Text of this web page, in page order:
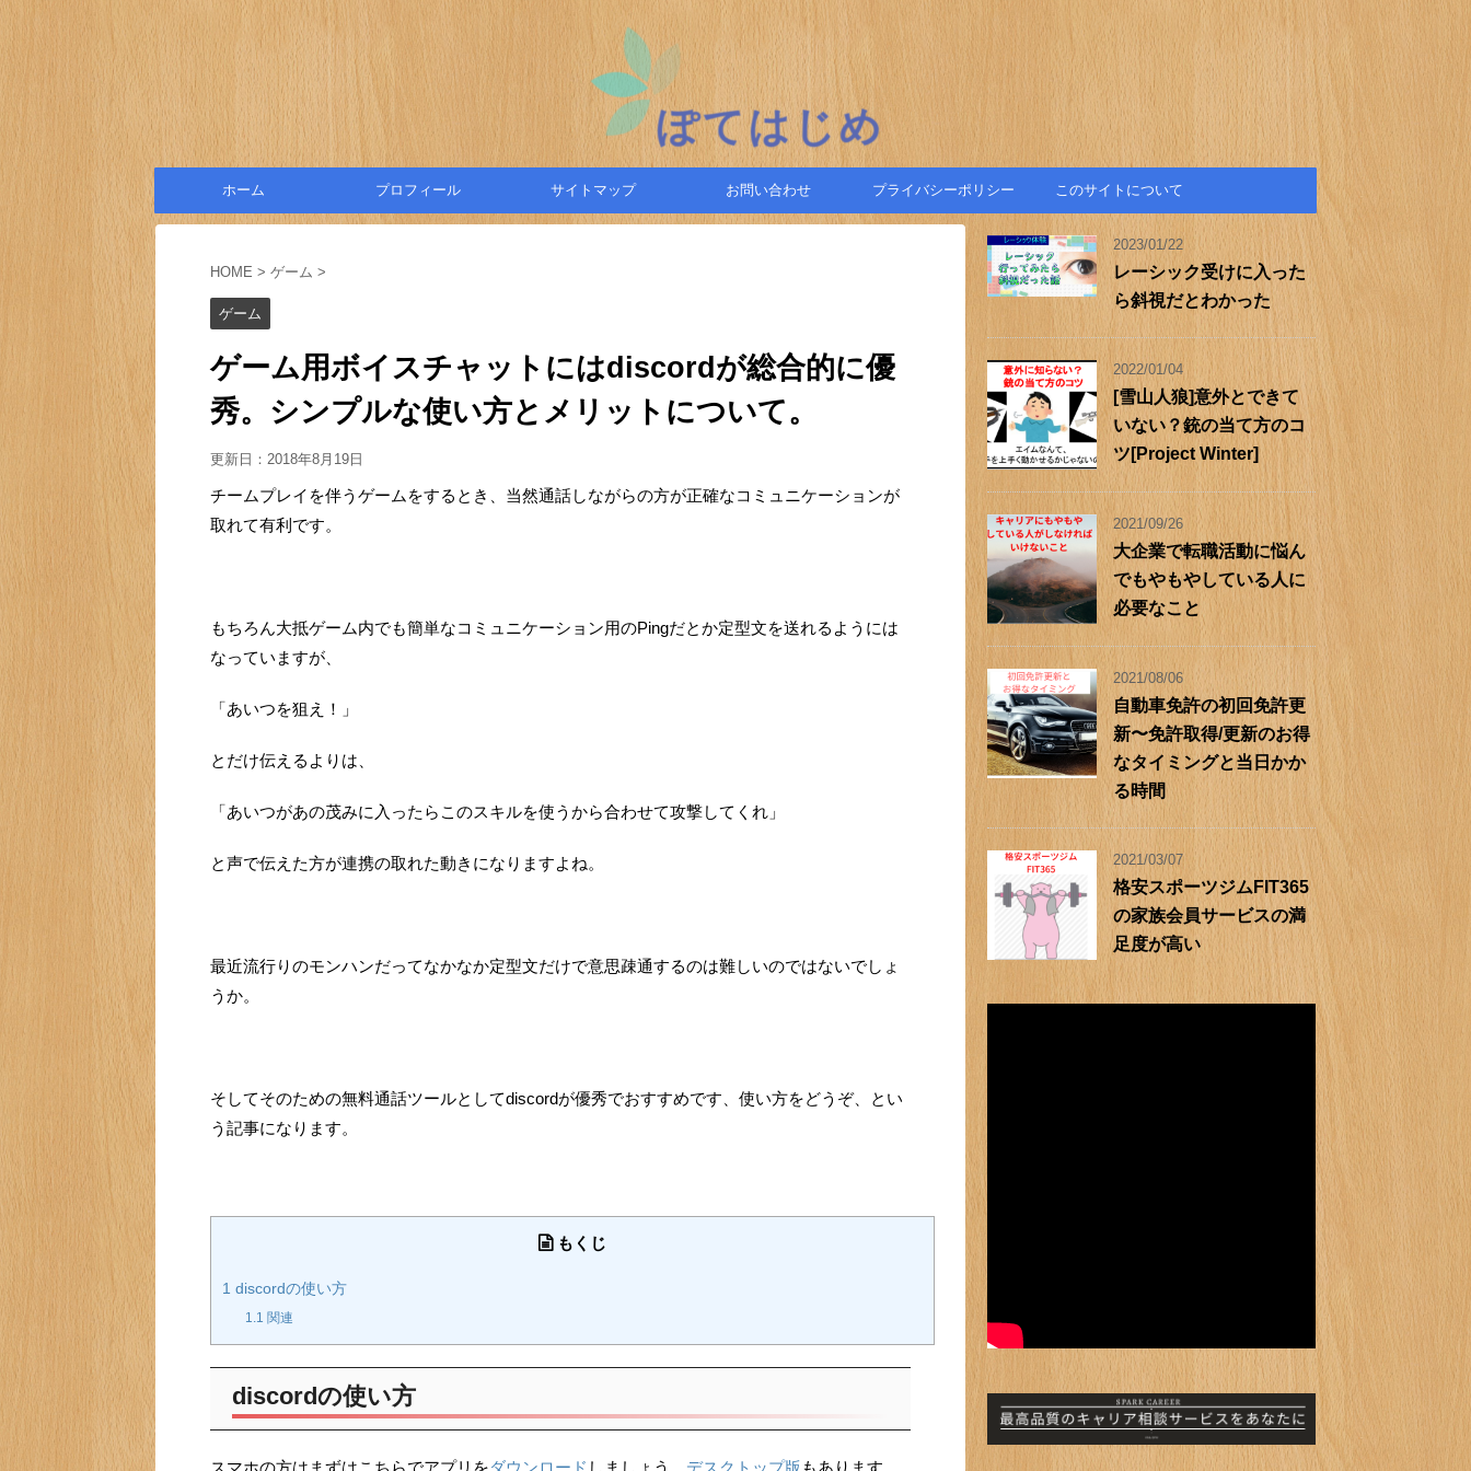
ホーム プロフィール サイトマップ お問い合わせ プライバシーポリシー このサイトについて
HOME > ゲーム >
ゲーム
ゲーム用ボイスチャットにはdiscordが総合的に優
秀。シンプルな使い方とメリットについて。
更新日： 2018年8月19日
チームプレイを伴うゲームをするとき、当然通話しながらの方が正確なコミュニケーションが
取れて有利です。
もちろん大抵ゲーム内でも簡単なコミュニケーション用のPingだとか定型文を送れるようには
なっていますが、
「あいつを狙え！」
とだけ伝えるよりは、
「あいつがあの茂みに入ったらこのスキルを使うから合わせて攻撃してくれ」
と声で伝えた方が連携の取れた動きになりますよね。
最近流行りのモンハンだってなかなか定型文だけで意思疎通するのは難しいのではないでしょ
うか。
そしてそのための無料通話ツールとしてdiscordが優秀でおすすめです、使い方をどうぞ、とい
う記事になります。
もくじ
1 discordの使い方
1.1 関連
discordの使い方
スマホの方はまずはこちらでアプリをダウンロード しましょう。 デスクトップ版もあります。
2023/01/22
レーシック受けに入った
ら斜視だとわかった
2022/01/04
[雪山人狼]意外とできて
いない？銃の当て方のコ
ツ[Project Winter]
2021/09/26
大企業で転職活動に悩ん
でもやもやしている人に
必要なこと
2021/08/06
自動車免許の初回免許更
新〜免許取得/更新のお得
なタイミングと当日かか
る時間
2021/03/07
格安スポーツジムFIT365
の家族会員サービスの満
足度が高い